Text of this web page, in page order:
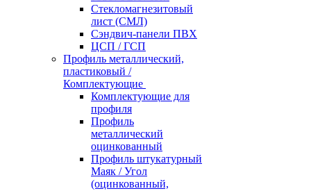
Стекломагнезитовый
лист (СМЛ)
Сэндвич-панели ПВХ
ЦСП / ГСП
Профиль металлический,
пластиковый /
Комплектующие
Комплектующие для
профиля
Профиль
металлический
оцинкованный
Профиль штукатурный
Маяк / Угол
(оцинкованный,